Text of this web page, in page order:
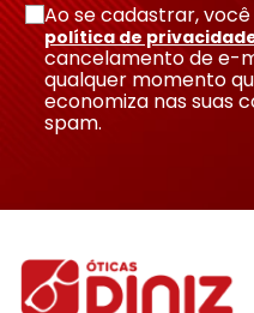
Ao se cadastrar,
política de
cancelamento de e-
qualquer momento
economiza nas suas
spam.